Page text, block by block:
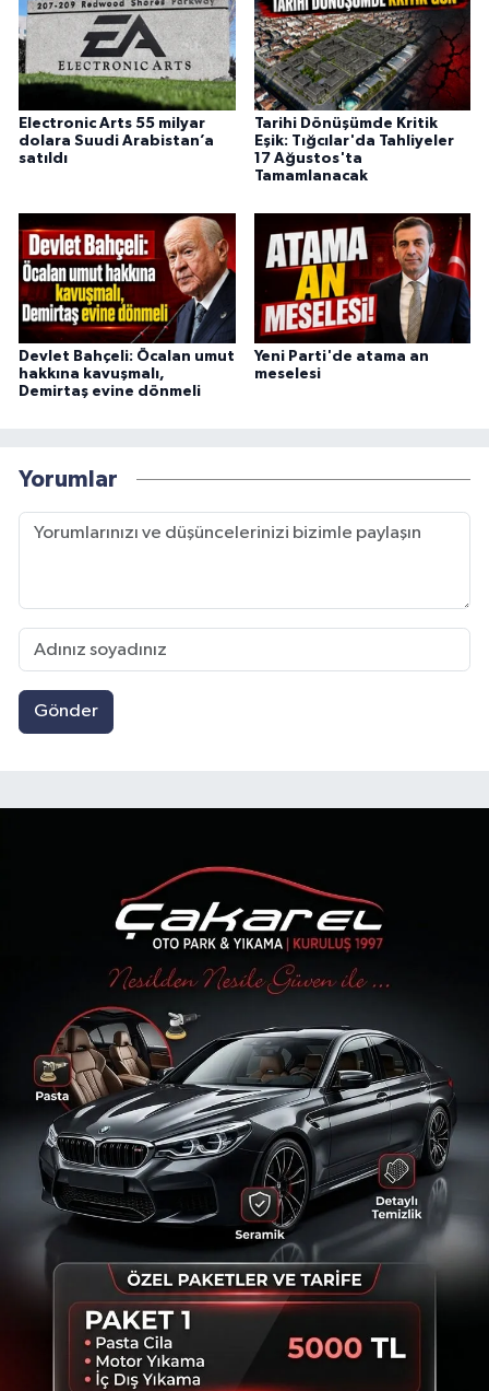
Electronic Arts 55 milyar
dolara Suudi Arabistan’a
satıldı
Tarihi Dönüşümde Kritik
Eşik: Tığcılar'da Tahliyeler
17 Ağustos'ta
Tamamlanacak
Devlet Bahçeli: Öcalan umut
hakkına kavuşmalı,
Demirtaş evine dönmeli
Yeni Parti'de atama an
meselesi
Yorumlar
Gönder